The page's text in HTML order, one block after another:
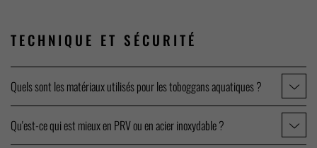
TECHNIQUE ET SÉCURITÉ
Quels sont les matériaux utilisés pour les toboggans aquatiques ?
Qu'est-ce qui est mieux en PRV ou en acier inoxydable ?